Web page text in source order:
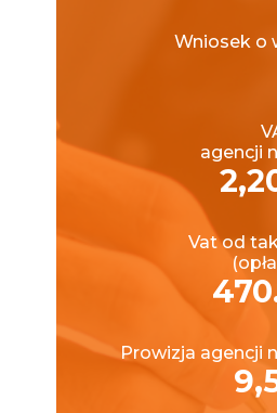
Wniosek o
agencji
Vat od
Prowizja agencji